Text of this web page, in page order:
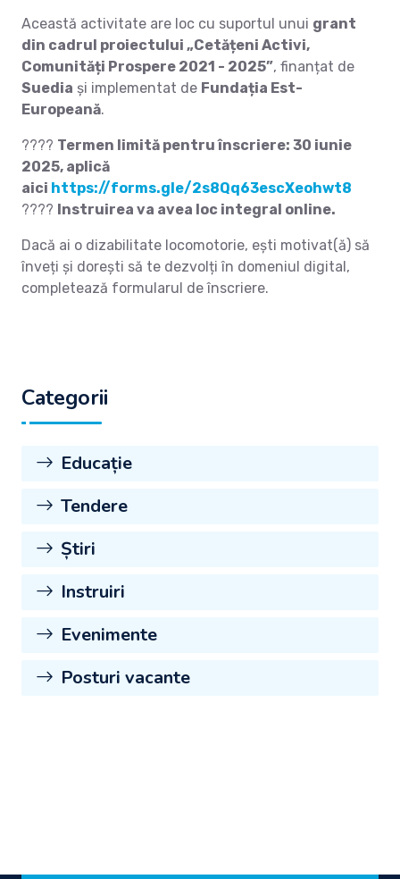
Această activitate are loc cu suportul unui grant
din cadrul proiectului „Cetățeni Activi,
Comunități Prospere 2021 - 2025”, finanțat de
Suedia și implementat de Fundația Est-
Europeană.
???? Termen limită pentru înscriere: 30 iunie
2025, aplică
aici https://forms.gle/2s8Qq63escXeohwt8
???? Instruirea va avea loc integral online.
Dacă ai o dizabilitate locomotorie, ești motivat(ă) să
înveți și dorești să te dezvolți în domeniul digital,
completează formularul de înscriere.
Categorii
Educație
Tendere
Știri
Instruiri
Evenimente
Posturi vacante